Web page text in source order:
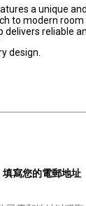
a unique
to modern
reliable
design.
填寫您的電郵地址